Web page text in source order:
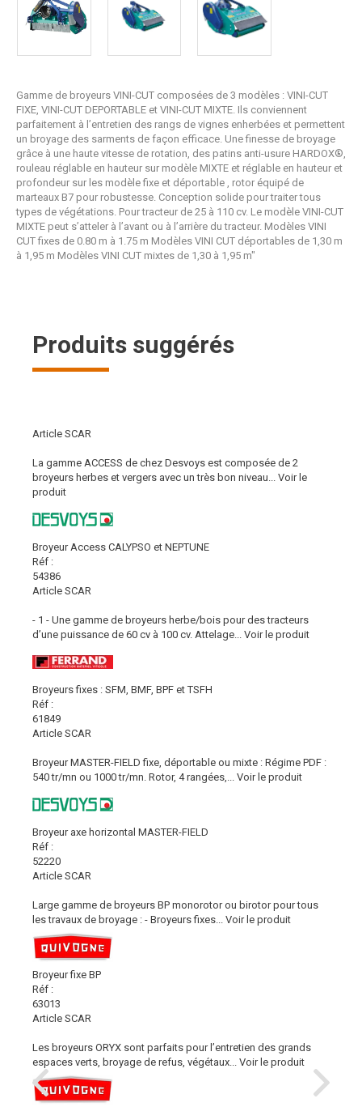
Gamme de broyeurs VINI-CUT composées de 3 modèles : VINI-CUT
FIXE, VINI-CUT DEPORTABLE et VINI-CUT MIXTE. Ils conviennent
parfaitement à l’entretien des rangs de vignes enherbées et permettent
un broyage des sarments de façon efficace. Une finesse de broyage
grâce à une haute vitesse de rotation, des patins anti-usure HARDOX®,
rouleau réglable en hauteur sur modèle MIXTE et réglable en hauteur et
profondeur sur les modèle fixe et déportable , rotor équipé de
marteaux B7 pour robustesse. Conception solide pour traiter tous
types de végétations. Pour tracteur de 25 à 110 cv. Le modèle VINI-CUT
MIXTE peut s’atteler à l’avant ou à l’arrière du tracteur. Modèles VINI
CUT fixes de 0.80 m à 1.75 m Modèles VINI CUT déportables de 1,30 m
à 1,95 m Modèles VINI CUT mixtes de 1,30 à 1,95 m"
Produits suggérés
Article SCAR
La gamme ACCESS de chez Desvoys est composée de 2
broyeurs herbes et vergers avec un très bon niveau...
Voir le
produit
Broyeur Access CALYPSO et NEPTUNE
Réf :
54386
Article SCAR
- 1 - Une gamme de broyeurs herbe/bois pour des tracteurs
d’une puissance de 60 cv à 100 cv. Attelage...
Voir le produit
Broyeurs fixes : SFM, BMF, BPF et TSFH
Réf :
61849
Article SCAR
Broyeur MASTER-FIELD fixe, déportable ou mixte : Régime PDF :
540 tr/mn ou 1000 tr/mn. Rotor, 4 rangées,...
Voir le produit
Broyeur axe horizontal MASTER-FIELD
Réf :
52220
Article SCAR
Large gamme de broyeurs BP monorotor ou birotor pour tous
les travaux de broyage : - Broyeurs fixes...
Voir le produit
Broyeur fixe BP
Réf :
63013
Article SCAR
Les broyeurs ORYX sont parfaits pour l’entretien des grands
espaces verts, broyage de refus, végétaux...
Voir le produit